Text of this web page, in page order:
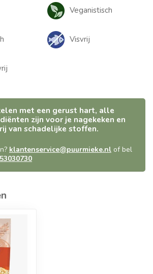
Veganistisch
Visvrij
met een gerust hart, alle
zijn voor je nagekeken en
van schadelijke stoffen.
klantenservice@puurmieke.nl of bel